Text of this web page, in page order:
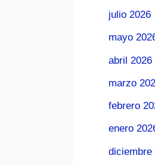
julio 2026
mayo
abril 2026
marzo
febrero
enero
diciembre